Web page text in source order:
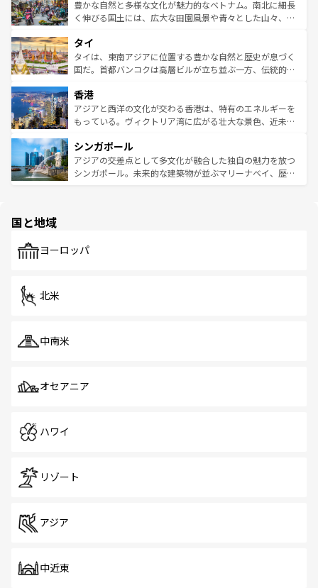
が味わえる。 なお、新着の台湾情報は コンテンツ一覧を参
照してほしい。
できる。そして、キムチや焼肉、絶品のストリートフード
まで、さまざまな韓国料理が待っている。夜には、韓国な
リティに包まれながら、韓国の多彩な魅力を心ゆくまで味
わってみてほしい。 なお、新着の韓国情報はコンテンツ一
覧を参照してほしい。
豊かな自然と多様な文化が魅力的なベトナム。南北に細長
く伸びる国土には、広大な田園風景や青々とした山々、世
急速な発展と共に伝統が息づく。ハノイの古い町並みやホ
ーチミン市のフランス統治時代の建物も、独特の雰囲気を
醸し出している。また、バラエティの豊かさとおいしさで
とつ。フォーやバインミー、ベトナムコーヒーなどは、ぜ
ひ現地で味わいたい。どの地域を訪れてもあたたかい人々
が旅行者を迎えてくれるので、きっと忘れられない旅にな
参照してほしい。
タイ
タイは、東南アジアに位置する豊かな自然と歴史が息づく
国だ。首都バンコクは高層ビルが立ち並ぶ一方、伝統的な
の活気が交差している。北部ではチェンマイなどの山岳地
帯で自然と触れ合い、南部ではプーケットやクラビの美し
いビーチでリゾート気分を楽しむことができる。タイ料理
激する。気候は一年中温暖で、どの季節にも異なる楽しみ
が待っている。親しみやすいタイの人々、仏教を中心とし
た文化、そして多様な観光資源が、訪れる旅人を魅了し続
香港
アジアと西洋の文化が交わる香港は、特有のエネルギーを
もっている。ヴィクトリア湾に広がる壮大な景色、近未来
み、どこを訪れても感動するはず。観光スポットが密集し
ており、効率よく見どころを回れるのも魅力。息をのむよ
うな絶景から文化的な体験まで、香港を存分に楽しみ尽く
シンガポール
アジアの交差点として多文化が融合した独自の魅力を放つ
シンガポール。未来的な建築物が並ぶマリーナベイ、歴史
で、ホーカーズは地元の風情を楽しめる外せないスポット
国と地域
ヨーロッパ
北米
中南米
オセアニア
ハワイ
リゾート
アジア
中近東